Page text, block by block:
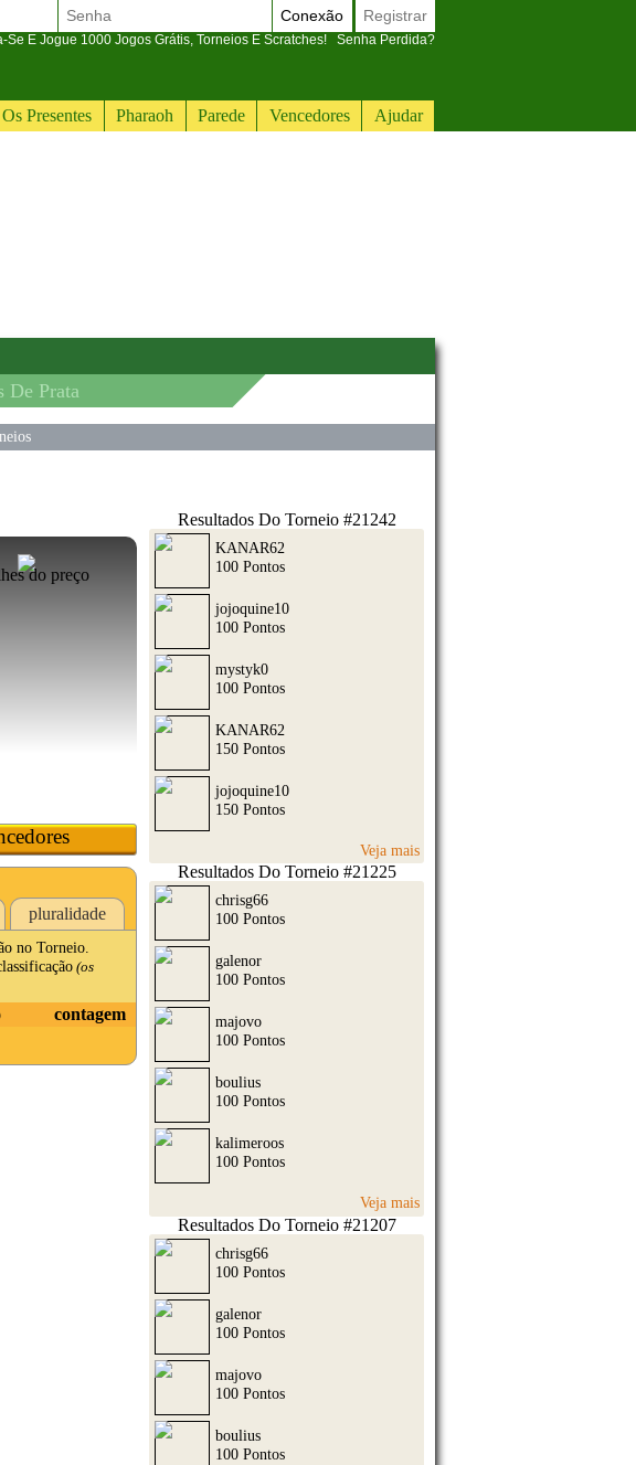
Os Presentes Pharaoh Parede Vencedores Ajudar
Conexão Registrar
Se E Jogue 1000 Jogos Grátis, Torneios E Scratches! Senha Perdida?
De Prata
do preço
pluralidade
no Torneio.
(os
contagem
Resultados Do Torneio #21242
KANAR62
100 Pontos
jojoquine10
100 Pontos
mystyk0
100 Pontos
KANAR62
150 Pontos
jojoquine10
150 Pontos
Veja mais
Resultados Do Torneio #21225
chrisg66
100 Pontos
galenor
100 Pontos
majovo
100 Pontos
boulius
100 Pontos
kalimeroos
100 Pontos
Veja mais
Resultados Do Torneio #21207
chrisg66
100 Pontos
galenor
100 Pontos
majovo
100 Pontos
boulius
100 Pontos